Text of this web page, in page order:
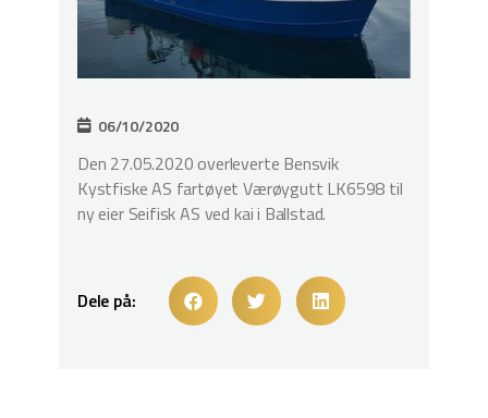
06/10/2020
Den 27.05.2020 overleverte Bensvik
Kystfiske AS fartøyet Værøygutt LK6598 til
ny eier Seifisk AS ved kai i Ballstad.
Dele på: